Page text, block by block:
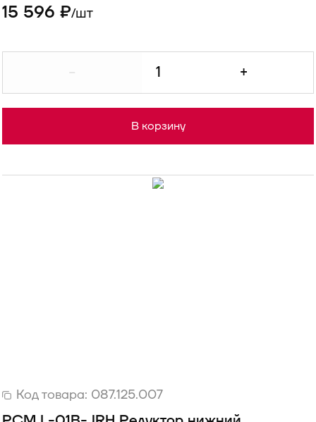
15 596 ₽/шт
+
В корзину
Код товара: 087.125.007